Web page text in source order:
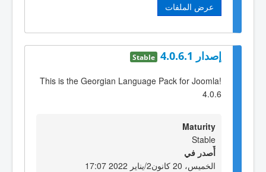
عرض الملفات
إصدار 4.0.6.1 Stable
This is the Georgian Language Pack for Joomla!
4.0.6
Maturity
Stable
أٌصدر في
الخميس، 20 كانون2/يناير 2022 17:07